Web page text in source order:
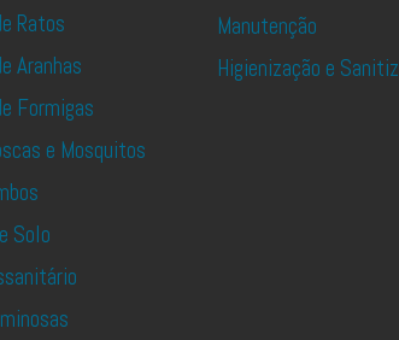
Ratos
Aranhas
Formigas
e Mosquitos
Solo
Manutenção
Higienização e